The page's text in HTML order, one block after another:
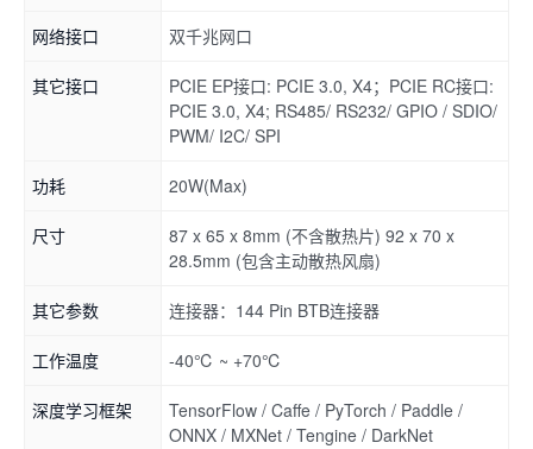
网络接口 双千兆网口
其它接口
PCIE EP接口: PCIE 3.0, X4；PCIE RC接口:
PCIE 3.0, X4; RS485/ RS232/ GPIO / SDIO/
PWM/ I2C/ SPI
功耗 20W(Max)
尺寸
87 x 65 x 8mm (不含散热片) 92 x 70 x
28.5mm (包含主动散热风扇)
其它参数 连接器：144 Pin BTB连接器
工作温度 -40℃ ~ +70℃
深度学习框架
TensorFlow / Caffe / PyTorch / Paddle /
ONNX / MXNet / Tengine / DarkNet